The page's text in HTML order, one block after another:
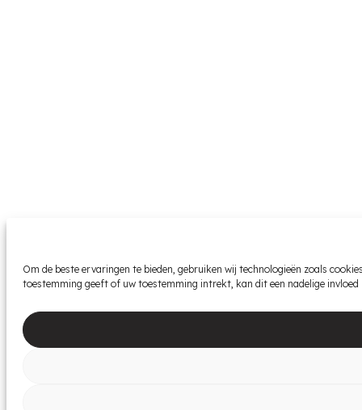
Om de beste ervaringen te bieden, gebruiken wij technologieën zoals
toestemming geeft of uw toestemming intrekt, kan dit een nadelige invloed